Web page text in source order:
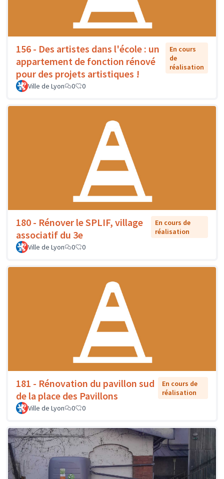
156 - Des artistes dans l'école : un
appartement de fonction rénové
pour des projets artistiques !
En cours
de
réalisation
Ville de Lyon 0 0
180 - Rénover le SPLIF, village
associatif du 3e
En cours de
réalisation
Ville de Lyon
0 0
181 - Rénovation du pavillon sud
de la place des Pavillons
En cours de
réalisation
Ville de Lyon
0 0